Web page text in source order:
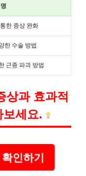
한 증상 완화
한 수술 방법
근종 파괴 방법
상과 효과적
세요.
인하기